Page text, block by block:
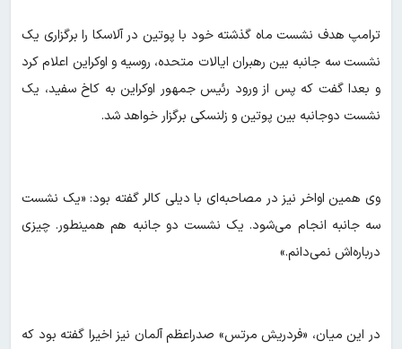
ترامپ هدف نشست ماه گذشته خود با پوتین در آلاسکا را برگزاری یک
نشست سه جانبه بین رهبران ایالات متحده، روسیه و اوکراین اعلام کرد
و بعدا گفت که پس از ورود رئیس جمهور اوکراین به کاخ سفید، یک
نشست دوجانبه بین پوتین و زلنسکی برگزار خواهد شد.
وی همین اواخر نیز در مصاحبه‌ای با دیلی کالر گفته بود: «یک نشست
سه جانبه انجام می‌شود. یک نشست دو جانبه هم همینطور. چیزی
درباره‌اش نمی‌دانم.»
در این میان، «فردریش مرتس» صدراعظم آلمان نیز اخیرا گفته بود که